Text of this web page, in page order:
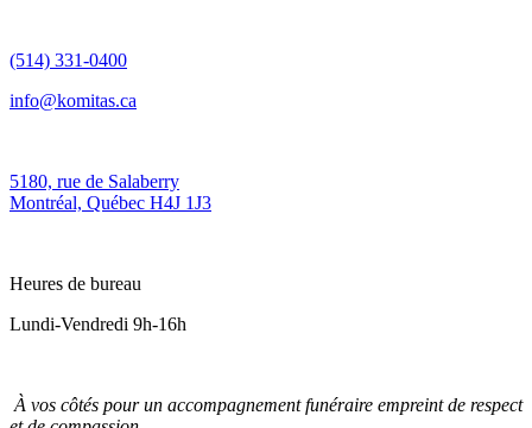
(514) 331-0400
info@komitas.ca
5180, rue de Salaberry
Montréal, Québec H4J 1J3
Heures de bureau
Lundi-Vendredi 9h-16h
À vos côtés pour un accompagnement funéraire empreint de respect